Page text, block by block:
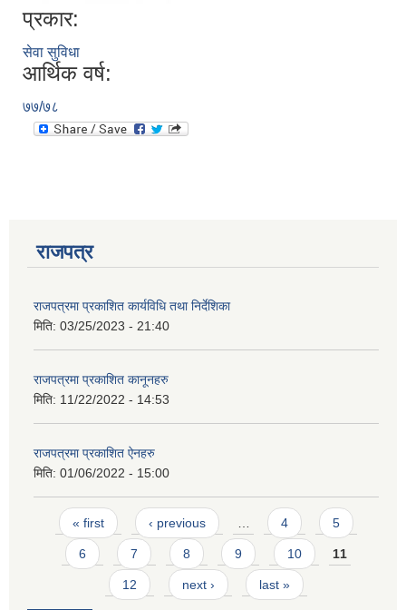
प्रकार:
सेवा सुविधा
आर्थिक वर्ष:
७७/७८
राजपत्र
राजपत्रमा प्रकाशित कार्यविधि तथा निर्देशिका
मिति: 03/25/2023 - 21:40
राजपत्रमा प्रकाशित कानूनहरु
मिति: 11/22/2022 - 14:53
राजपत्रमा प्रकाशित ऐनहरु
मिति: 01/06/2022 - 15:00
Pages
« first ‹ previous 4 5
6 7 8 9 10 11
12 next › last »